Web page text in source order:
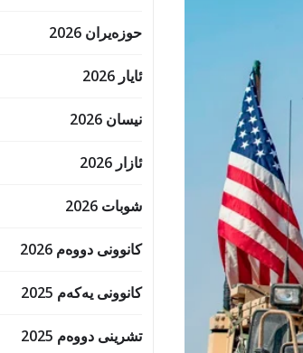
حوزه‌یران 2026
ئایار 2026
نیسان 2026
ئازار 2026
شوبات 2026
کانوونی دووەم 2026
کانوونی یەکەم 2025
تشرینی دووەم 2025